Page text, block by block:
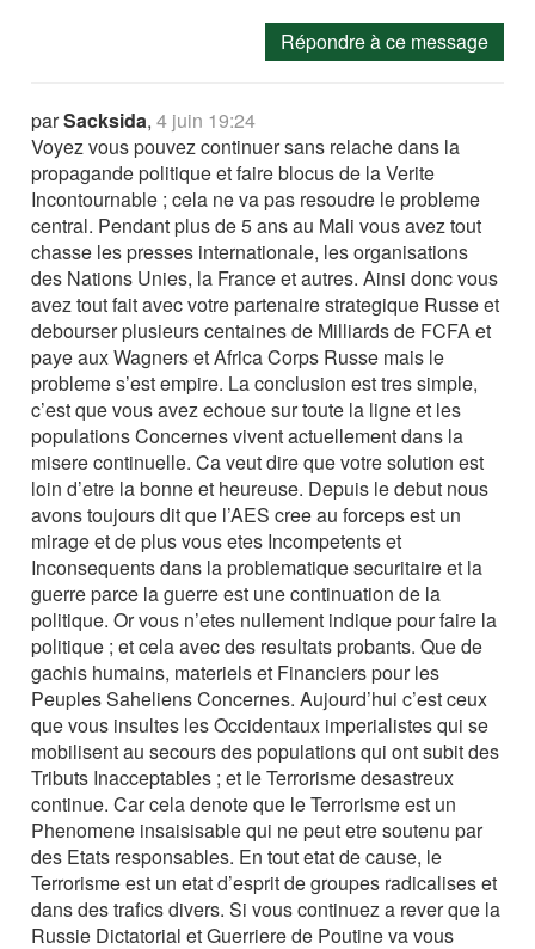
Répondre à ce message
parSacksida,4 juin 19:24
Voyez vous pouvez continuer sans relache dans la
propagande politique et faire blocus de la Verite
Incontournable ; cela ne va pas resoudre le probleme
central. Pendant plus de 5 ans au Mali vous avez tout
chasse les presses internationale, les organisations
des Nations Unies, la France et autres. Ainsi donc vous
avez tout fait avec votre partenaire strategique Russe et
debourser plusieurs centaines de Milliards de FCFA et
paye aux Wagners et Africa Corps Russe mais le
probleme s’est empire. La conclusion est tres simple,
c’est que vous avez echoue sur toute la ligne et les
populations Concernes vivent actuellement dans la
misere continuelle. Ca veut dire que votre solution est
loin d’etre la bonne et heureuse. Depuis le debut nous
avons toujours dit que l’AES cree au forceps est un
mirage et de plus vous etes Incompetents et
Inconsequents dans la problematique securitaire et la
guerre parce la guerre est une continuation de la
politique. Or vous n’etes nullement indique pour faire la
politique ; et cela avec des resultats probants. Que de
gachis humains, materiels et Financiers pour les
Peuples Saheliens Concernes. Aujourd’hui c’est ceux
que vous insultes les Occidentaux imperialistes qui se
mobilisent au secours des populations qui ont subit des
Tributs Inacceptables ; et le Terrorisme desastreux
continue. Car cela denote que le Terrorisme est un
Phenomene insaisisable qui ne peut etre soutenu par
des Etats responsables. En tout etat de cause, le
Terrorisme est un etat d’esprit de groupes radicalises et
dans des trafics divers. Si vous continuez a rever que la
Russie Dictatorial et Guerriere de Poutine va vous